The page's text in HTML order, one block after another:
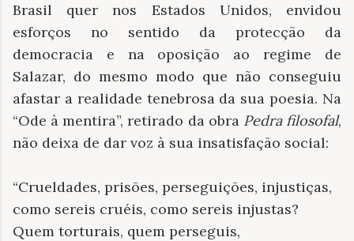
Brasil quer nos Estados Unidos, envidou
esforços no sentido da protecção da
democracia e na oposição ao regime de
Salazar, do mesmo modo que não conseguiu
afastar a realidade tenebrosa da sua poesia. Na
“Ode à mentira”, retirado da obra Pedra filosofal,
não deixa de dar voz à sua insatisfação social:
“Crueldades, prisões, perseguições, injustiças,
como sereis cruéis, como sereis injustas?
Quem torturais, quem perseguis,